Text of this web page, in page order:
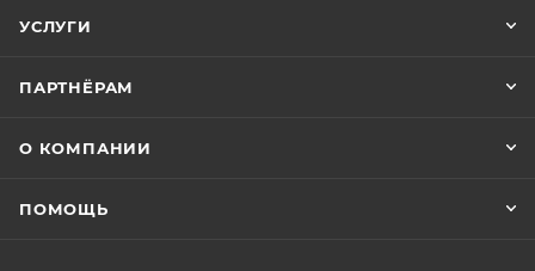
УСЛУГИ
ПАРТНЁРАМ
О КОМПАНИИ
ПОМОЩЬ